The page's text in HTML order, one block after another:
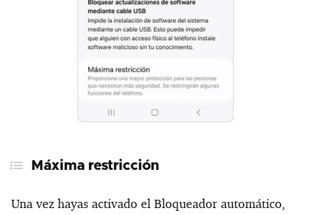
Máxima restricción
Una vez hayas activado el Bloqueador automático,